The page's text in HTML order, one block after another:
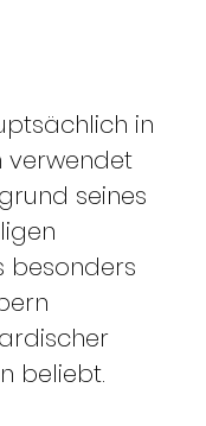
in
verwendet
seines
besonders
beliebt.